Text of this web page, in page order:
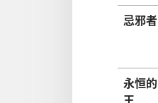
忌邪者
永恒的
王